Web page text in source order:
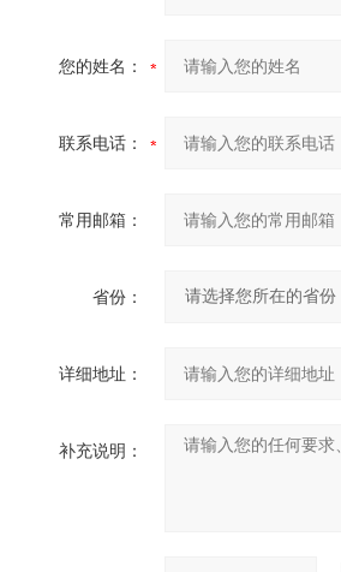
您的姓名：
联系电话：
常用邮箱：
省份：
详细地址：
补充说明：